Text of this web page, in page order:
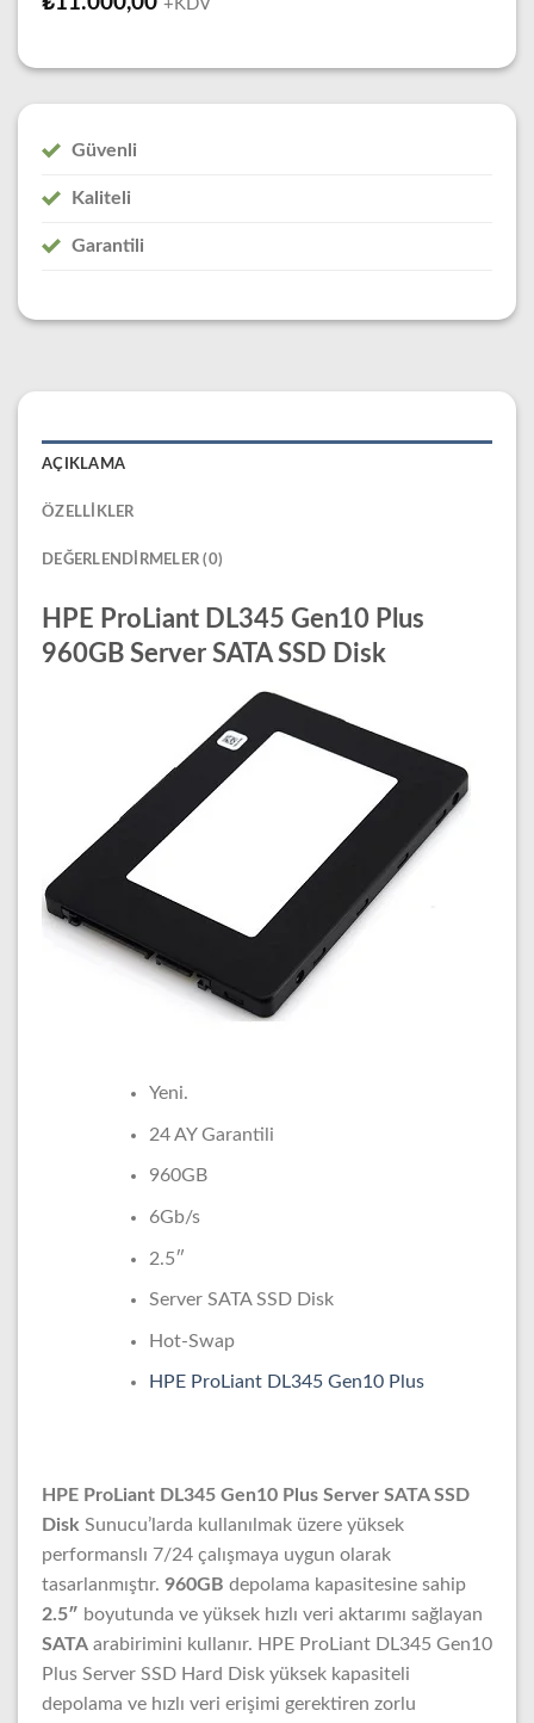
+KDV
Güvenli
Kaliteli
Garantili
AÇIKLAMA
ÖZELLIKLER
DEĞERLENDIRMELER (0)
HPE ProLiant DL345 Gen10 Plus
960GB Server SATA SSD Disk
Yeni.
24 AY Garantili
960GB
6Gb/s
2.5″
Server SATA SSD Disk
Hot-Swap
HPE ProLiant DL345 Gen10 Plus
HPE ProLiant DL345 Gen10 Plus Server SATA SSD
Disk Sunucu’larda kullanılmak üzere yüksek
performanslı 7/24 çalışmaya uygun olarak
tasarlanmıştır. 960GB depolama kapasitesine sahip
2.5″ boyutunda ve yüksek hızlı veri aktarımı sağlayan
SATA arabirimini kullanır. HPE ProLiant DL345 Gen10
Plus Server SSD Hard Disk yüksek kapasiteli
depolama ve hızlı veri erişimi gerektiren zorlu